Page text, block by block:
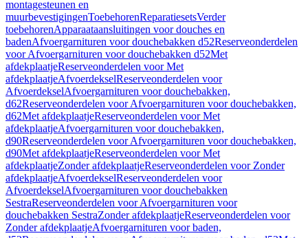
montagesteunen en
muurbevestigingenToebehorenReparatiesetsVerder
toebehorenApparaataansluitingen voor douches en
badenAfvoergarnituren voor douchebakken d52Reserveonderdelen
voor Afvoergarnituren voor douchebakken d52Met
afdekplaatjeReserveonderdelen voor Met
afdekplaatjeAfvoerdekselReserveonderdelen voor
AfvoerdekselAfvoergarnituren voor douchebakken,
d62Reserveonderdelen voor Afvoergarnituren voor douchebakken,
d62Met afdekplaatjeReserveonderdelen voor Met
afdekplaatjeAfvoergarnituren voor douchebakken,
d90Reserveonderdelen voor Afvoergarnituren voor douchebakken,
d90Met afdekplaatjeReserveonderdelen voor Met
afdekplaatjeZonder afdekplaatjeReserveonderdelen voor Zonder
afdekplaatjeAfvoerdekselReserveonderdelen voor
AfvoerdekselAfvoergarnituren voor douchebakken
SestraReserveonderdelen voor Afvoergarnituren voor
douchebakken SestraZonder afdekplaatjeReserveonderdelen voor
Zonder afdekplaatjeAfvoergarnituren voor baden,